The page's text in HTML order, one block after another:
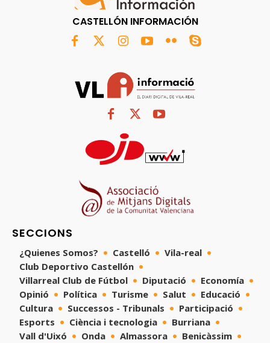
CASTELLÓN INFORMACIÓN
SECCIONS
¿Quienes Somos? Castelló
Vila-real
Club Deportivo Castellón
Villarreal Club de Fútbol
Diputació
Economía
Opinió
Política Turisme Salut
Educació
Cultura
Successos - Tribunals
Participació
Esports
Ciència i tecnologia
Burriana
Vall d'Uixó
Onda Almassora
Benicàssim